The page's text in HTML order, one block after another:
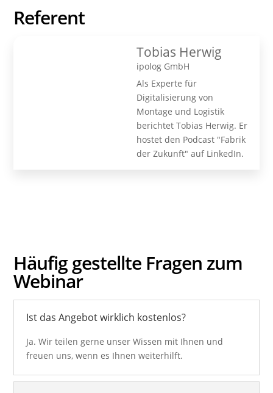
Referent
Tobias Herwig
ipolog GmbH
Als Experte für
Digitalisierung von
Montage und Logistik
berichtet Tobias Herwig. Er
hostet den Podcast "Fabrik
der Zukunft" auf LinkedIn.
Häufig gestellte Fragen zum
Webinar
Ist das Angebot wirklich kostenlos?
Ja. Wir teilen gerne unser Wissen mit Ihnen und
freuen uns, wenn es Ihnen weiterhilft.